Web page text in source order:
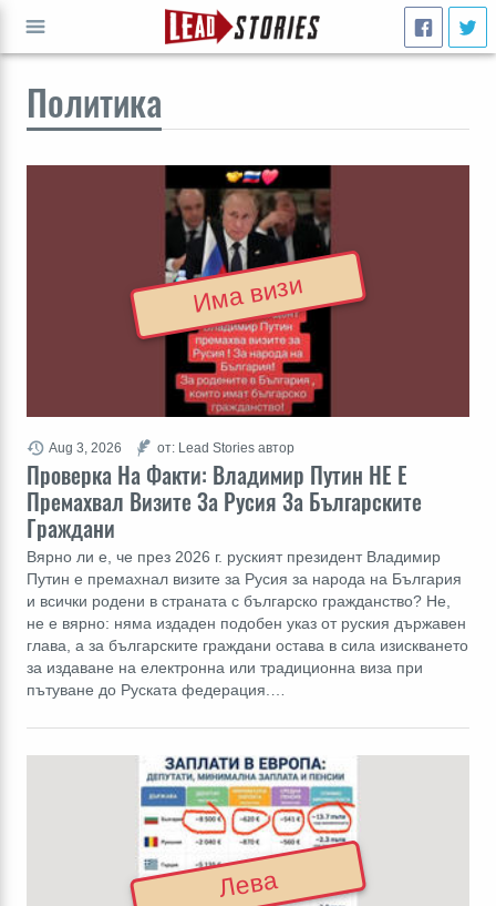
Политика
Проверка На Факти: Владимир Путин НЕ Е
Премахвал Визите За Русия За Българските
Граждани
Вярно ли е, че през 2026 г. руският президент Владимир
Путин е премахнал визите за Русия за народа на България
и всички родени в страната с българско гражданство? Не,
не е вярно: няма издаден подобен указ от руския държавен
глава, а за българските граждани остава в сила изискването
за издаване на електронна или традиционна виза при
пътуване до Руската федерация.…
Aug 3, 2026 от: Lead Stories автор
Има визи
Лева
СТАРТ